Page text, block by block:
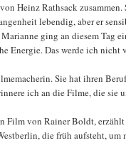
Heinz Rathsack zusammen.
lebendig, aber er
ging an diesem Tag
Energie. Das werde ich nicht
Sie hat ihren
ich an die Filme, die sie
Film von Rainer Boldt,
die früh aufsteht, um